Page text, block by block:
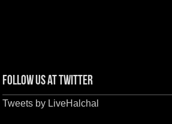
Follow us at Twitter
Tweets by LiveHalchal